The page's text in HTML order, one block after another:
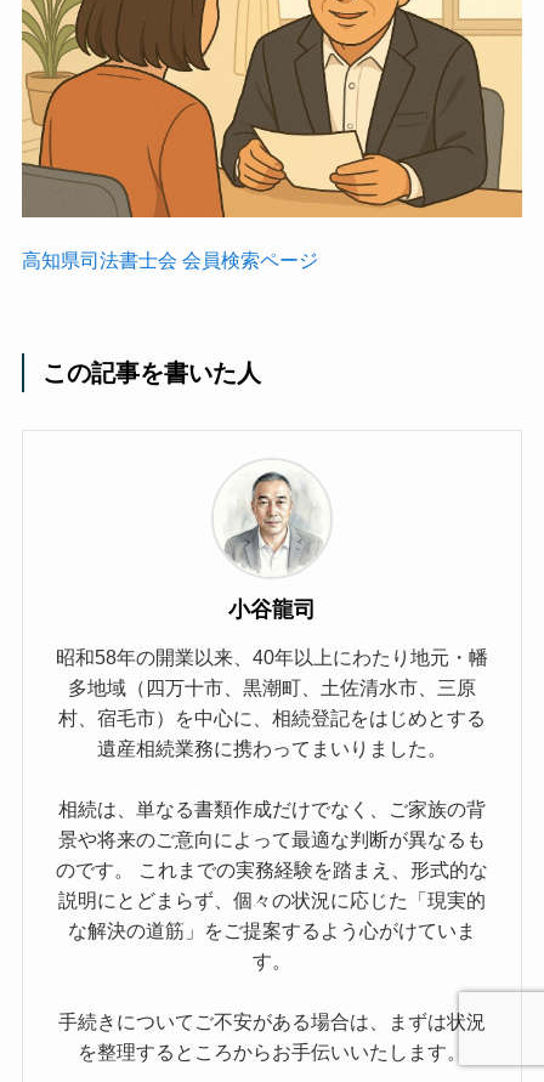
高知県司法書士会 会員検索ページ
この記事を書いた人
小谷龍司
昭和58年の開業以来、40年以上にわたり地元・幡
多地域（四万十市、黒潮町、土佐清水市、三原
村、宿毛市）を中心に、相続登記をはじめとする
遺産相続業務に携わってまいりました。
相続は、単なる書類作成だけでなく、ご家族の背
景や将来のご意向によって最適な判断が異なるも
のです。 これまでの実務経験を踏まえ、形式的な
説明にとどまらず、個々の状況に応じた「現実的
な解決の道筋」をご提案するよう心がけていま
す。
手続きについてご不安がある場合は、まずは状況
を整理するところからお手伝いいたします。